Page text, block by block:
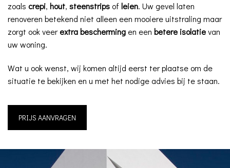
zoals crepi, hout, steenstrips of leien. Uw gevel laten
renoveren betekend niet alleen een mooiere uitstraling maar
zorgt ook veerextra bescherming en een betere isolatievan
uw woning.
Wat u ook wenst, wij komen altijd eerst ter plaatse om de
situatie te bekijken en u met het nodige advies bij te staan.
PRIJS AANVRAGEN